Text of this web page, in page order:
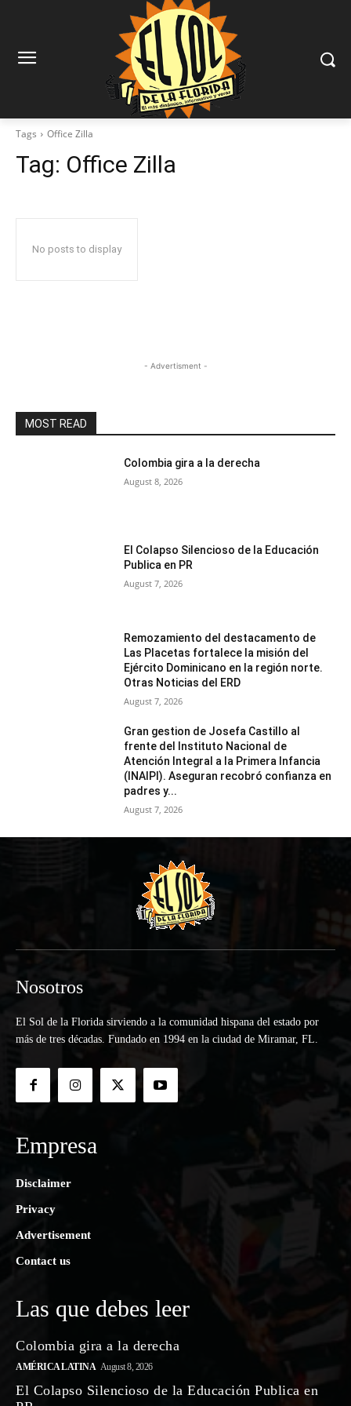
Tags Office Zilla
Tag: Office Zilla
No posts to display
- Advertisment -
MOST READ
Colombia gira a la derecha
August 8, 2026
El Colapso Silencioso de la Educación
Publica en PR
August 7, 2026
Remozamiento del destacamento de
Las Placetas fortalece la misión del
Ejército Dominicano en la región norte.
Otras Noticias del ERD
August 7, 2026
Gran gestion de Josefa Castillo al
frente del Instituto Nacional de
Atención Integral a la Primera Infancia
(INAIPI). Aseguran recobró confianza en
padres y...
August 7, 2026
Nosotros
El Sol de la Florida sirviendo a la comunidad hispana del estado por
más de tres décadas. Fundado en 1994 en la ciudad de Miramar, FL.
Empresa
Disclaimer
Privacy
Advertisement
Contact us
Las que debes leer
Colombia gira a la derecha
AMÉRICA LATINA August 8, 2026
El Colapso Silencioso de la Educación Publica en